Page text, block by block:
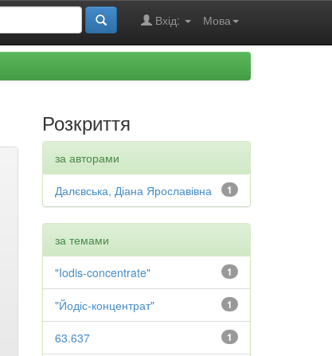
Мова
Вхід:
Розкриття
за авторами
1
Далєвська, Діана Ярославівна
за темами
1
"Iodis-concentrate"
1
"Йодіс-концентрат"
1
63.637